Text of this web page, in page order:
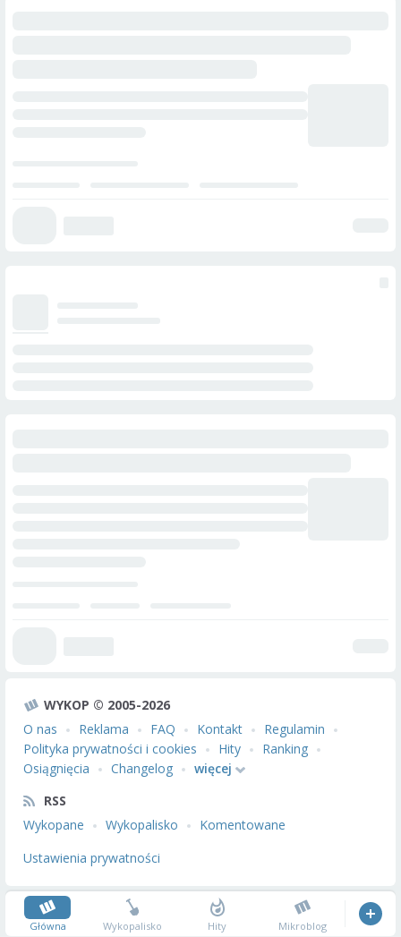
WYKOP © 2005-2026
O nas
Reklama FAQ Kontakt
Regulamin
Polityka prywatności i cookies
Hity
Ranking
Osiągnięcia
Changelog
więcej
RSS
Wykopane
Wykopalisko
Komentowane
Ustawienia prywatności
Główna Wykopalisko Hity Mikroblog